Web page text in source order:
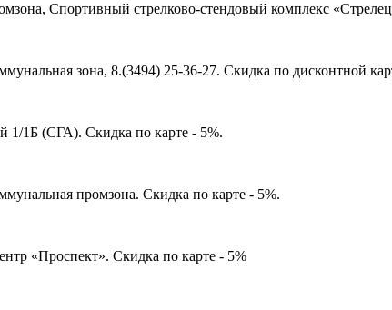
Спортивный стрелково-стендовый комплекс
зона, 8.(3494) 25-36-27. Скидка по дисконтной
1Б (СГА). Скидка по карте - 5%.
промзона. Скидка по карте - 5%.
«Проспект». Скидка по карте - 5%